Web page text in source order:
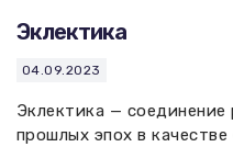
Эклектика
04.09.2023
Эклектика —
прошлых эпох в